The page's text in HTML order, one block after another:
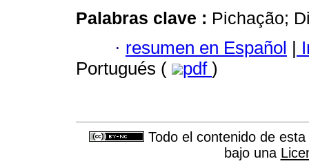
Palabras clave : Pichação;
· resumen en Español |
Portugués (
pdf )
Todo el contenido de
bajo una